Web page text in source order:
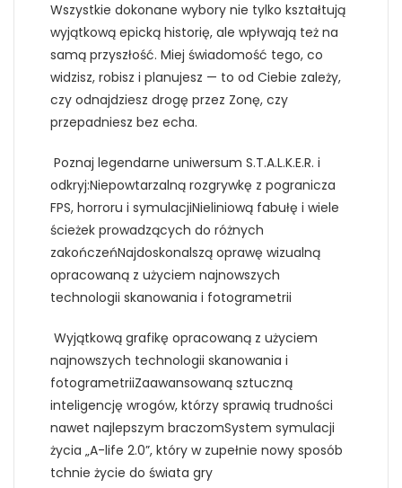
Wszystkie dokonane wybory nie tylko kształtują
wyjątkową epicką historię, ale wpływają też na
samą przyszłość. Miej świadomość tego, co
widzisz, robisz i planujesz — to od Ciebie zależy,
czy odnajdziesz drogę przez Zonę, czy
przepadniesz bez echa.
Poznaj legendarne uniwersum S.T.A.L.K.E.R. i
odkryj:Niepowtarzalną rozgrywkę z pogranicza
FPS, horroru i symulacjiNieliniową fabułę i wiele
ścieżek prowadzących do różnych
zakończeńNajdoskonalszą oprawę wizualną
opracowaną z użyciem najnowszych
technologii skanowania i fotogrametrii
Wyjątkową grafikę opracowaną z użyciem
najnowszych technologii skanowania i
fotogrametriiZaawansowaną sztuczną
inteligencję wrogów, którzy sprawią trudności
nawet najlepszym braczomSystem symulacji
życia „A-life 2.0”, który w zupełnie nowy sposób
tchnie życie do świata gry